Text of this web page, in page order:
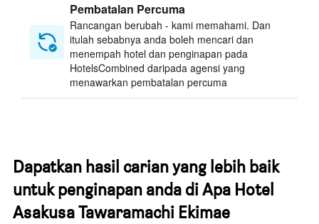
Pembatalan Percuma
Rancangan berubah - kami memahami. Dan
itulah sebabnya anda boleh mencari dan
menempah hotel dan penginapan pada
HotelsCombined daripada agensi yang
menawarkan pembatalan percuma
Dapatkan hasil carian yang lebih baik
untuk penginapan anda di Apa Hotel
Asakusa Tawaramachi Ekimae